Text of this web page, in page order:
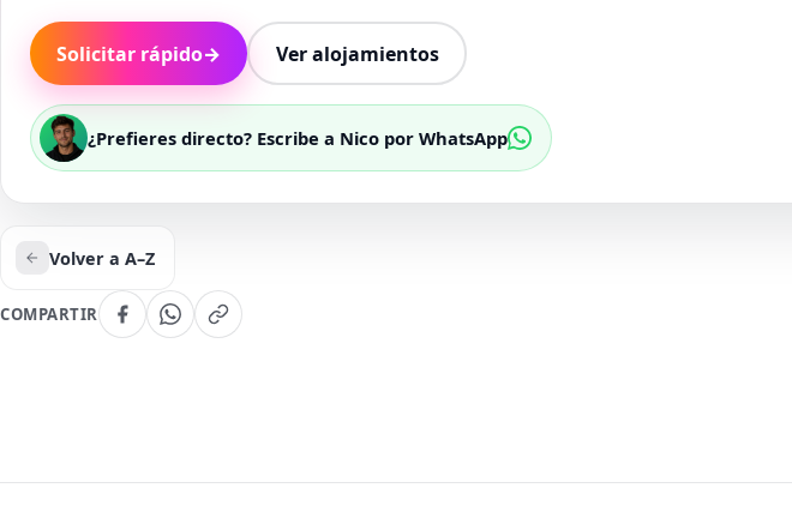
Solicitar rápido→ Ver alojamientos
¿Prefieres directo? Escribe a Nico por WhatsApp
Volver a A–Z
COMPARTIR